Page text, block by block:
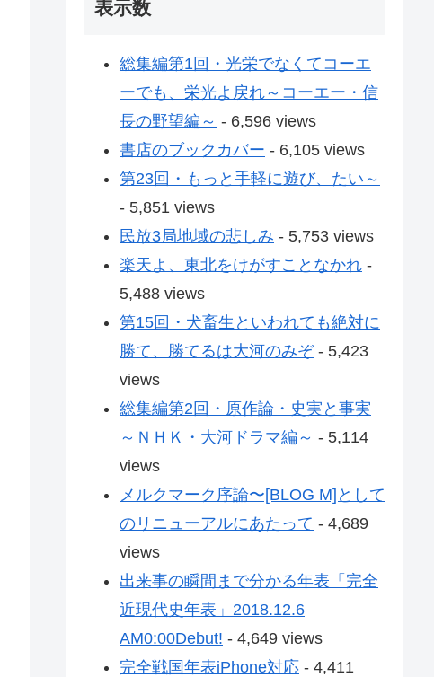
表示数
総集編第1回・光栄でなくてコーエ
ーでも、栄光よ戻れ～コーエー・信
長の野望編～ - 6,596 views
書店のブックカバー - 6,105 views
第23回・もっと手軽に遊び、たい～
- 5,851 views
民放3局地域の悲しみ - 5,753 views
楽天よ、東北をけがすことなかれ -
5,488 views
第15回・犬畜生といわれても絶対に
勝て、勝てるは大河のみぞ- 5,423
views
総集編第2回・原作論・史実と事実
～ＮＨＫ・大河ドラマ編～ - 5,114
views
メルクマーク序論〜[BLOG M]として
のリニューアルにあたって - 4,689
views
出来事の瞬間まで分かる年表「完全
近現代史年表」2018.12.6
AM0:00Debut! - 4,649 views
完全戦国年表iPhone対応 - 4,411